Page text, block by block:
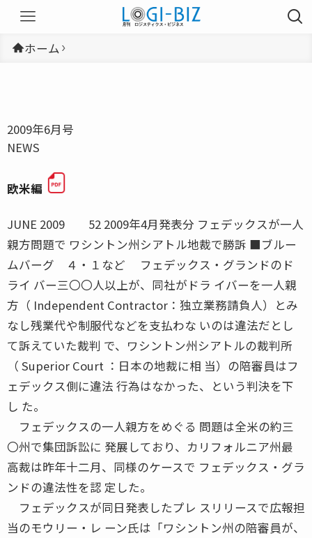
ホーム
2009年6月号
NEWS
欧米編
JUNE 2009 52 2009年4月発表分 フェデックスが一人
親方問題で ワシントン州シアトル地裁で勝訴 ■ブルー
ムバーグ ４・１など フェデックス・グランドのド
ライ バー三〇〇人以上が、同社がドラ イバーを一人親
方（ Independent Contractor：独立業務請負人）とみ
なし残業代や制服代などを支払わな いのは違法だとし
て訴えていた裁判 で、ワシントン州シアトルの裁判所
（ Superior Court ：日本の地裁に相 当）の陪審員はフ
ェデックス側に違法 行為はなかった、という判決を下
し た。
フェデックスの一人親方をめぐる 問題は全米の約三
〇州で集団訴訟に 発展しており、カリフォルニア州最
高裁は昨年十二月、同様のケースで フェデックス・グラ
ンドの違法性を認 定した。
フェデックスが同日発表したプレ スリリースで広報担
当のモウリー・レ ーン氏は「ワシントン州の陪審員が、